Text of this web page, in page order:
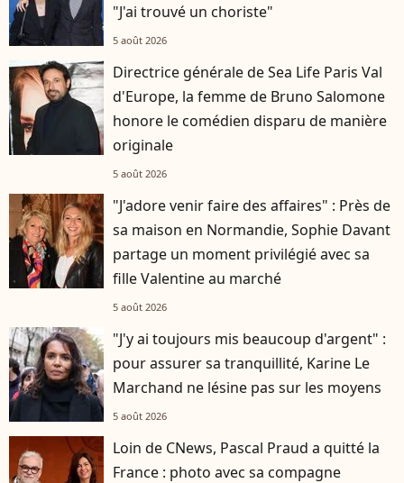
"J'ai trouvé un choriste"
5 août 2026
Directrice générale de Sea Life Paris Val
d'Europe, la femme de Bruno Salomone
honore le comédien disparu de manière
originale
5 août 2026
"J'adore venir faire des affaires" : Près de
sa maison en Normandie, Sophie Davant
partage un moment privilégié avec sa
fille Valentine au marché
5 août 2026
"J'y ai toujours mis beaucoup d'argent" :
pour assurer sa tranquillité, Karine Le
Marchand ne lésine pas sur les moyens
5 août 2026
Loin de CNews, Pascal Praud a quitté la
France : photo avec sa compagne